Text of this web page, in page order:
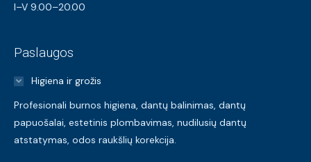
I–V 9.00–20.00
Paslaugos
Higiena ir grožis
Profesionali burnos higiena, dantų balinimas, dantų
papuošalai, estetinis plombavimas, nudilusių dantų
atstatymas, odos raukšlių korekcija.